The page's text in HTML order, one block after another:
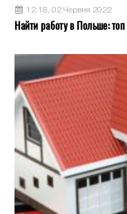
12:18, 02 Червня 2022
Найти работу в Польше: